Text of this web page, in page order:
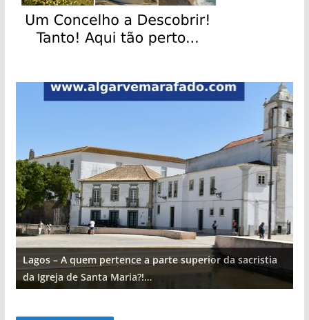
Lagos – A quem pertence a parte superior da sacristia
da Igreja de Santa Maria?!…